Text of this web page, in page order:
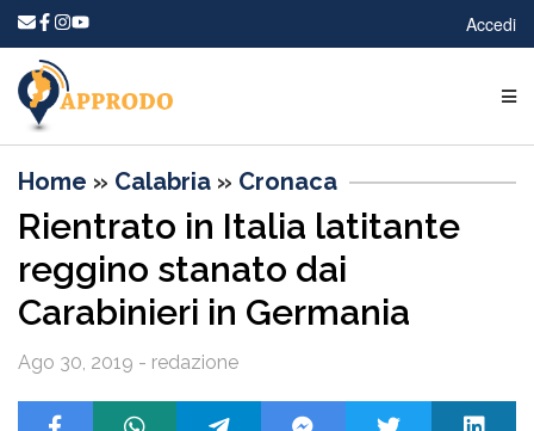
Accedi
Home » Calabria » Cronaca
Rientrato in Italia latitante
reggino stanato dai
Carabinieri in Germania
Ago 30, 2019 - redazione